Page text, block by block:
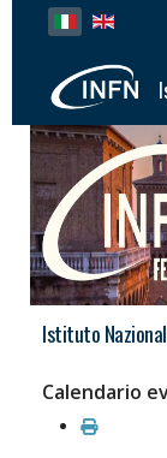
Seleziona la
Istituto
Calendario